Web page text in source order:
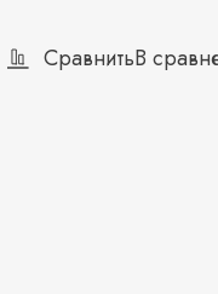
СравнитьВ